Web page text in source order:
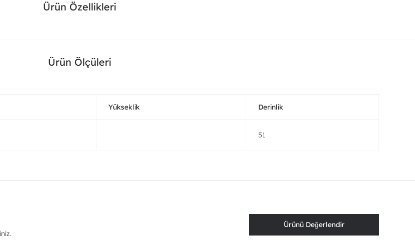
Ürün Özellikleri
Ürün Ölçüleri
Yükseklik Derinlik
51
Ürünü Değerlendir